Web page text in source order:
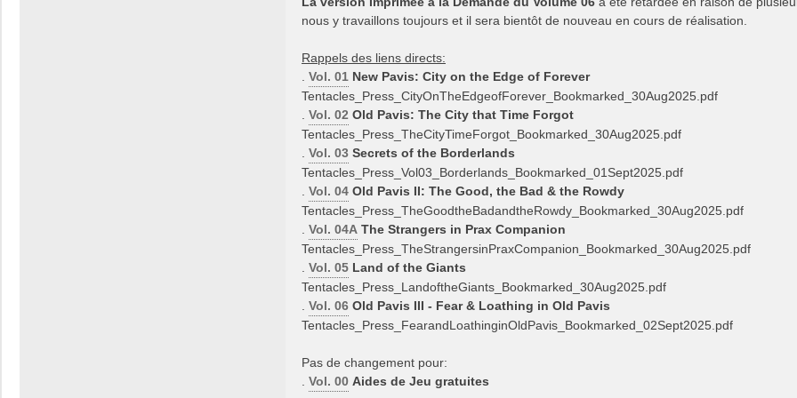
nous y travaillons toujours et il sera bientôt de nouveau en cours de réalisation.
Rappels des liens directs:
Vol. 01 New Pavis: City on the Edge of Forever
Tentacles_Press_CityOnTheEdgeofForever_Bookmarked_30Aug2025.pdf
Vol. 02 Old Pavis: The City that Time Forgot
Tentacles_Press_TheCityTimeForgot_Bookmarked_30Aug2025.pdf
Vol. 03 Secrets of the Borderlands
Tentacles_Press_Vol03_Borderlands_Bookmarked_01Sept2025.pdf
Vol. 04 Old Pavis II: The Good, the Bad & the Rowdy
Tentacles_Press_TheGoodtheBadandtheRowdy_Bookmarked_30Aug2025.pdf
Vol. 04A The Strangers in Prax Companion
Tentacles_Press_TheStrangersinPraxCompanion_Bookmarked_30Aug2025.pdf
Vol. 05 Land of the Giants
Tentacles_Press_LandoftheGiants_Bookmarked_30Aug2025.pdf
Vol. 06 Old Pavis III - Fear & Loathing in Old Pavis
Tentacles_Press_FearandLoathinginOldPavis_Bookmarked_02Sept2025.pdf
Pas de changement pour:
Vol. 00 Aides de Jeu gratuites